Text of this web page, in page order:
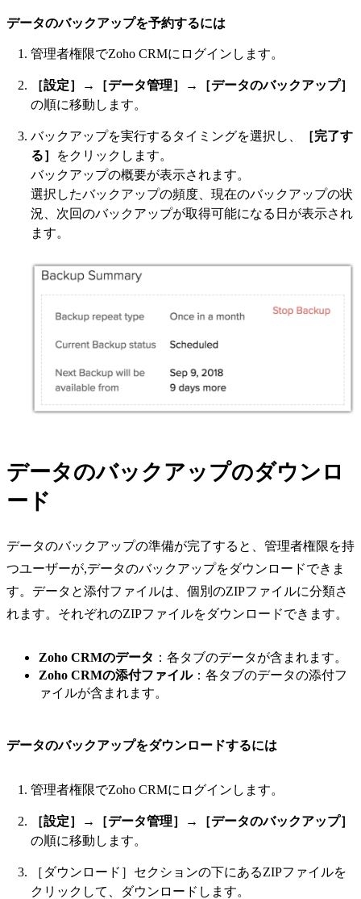
データのバックアップを予約するには
管理者権限でZoho CRMにログインします。
［設定］ → ［データ管理］ →
［データのバックアップ］
の順に移動します。
バックアップを実行するタイミングを選択し、
［完了す
る］
をクリックします。
バックアップの概要が表示されます。
選択したバックアップの頻度、現在のバックアップの状
況、次回のバックアップが取得可能になる日が表示され
ます。
データのバックアップのダウンロ
ード
データのバックアップの準備が完了すると、管理者権限を持
つユーザーが,データのバックアップをダウンロードできま
す。データと添付ファイルは、個別のZIPファイルに分類さ
れます。それぞれのZIPファイルをダウンロードできます。
Zoho CRMのデータ ：各タブのデータが含まれます。
Zoho CRMの添付ファイル：各タブのデータの添付フ
ァイルが含まれます。
データのバックアップをダウンロードするには
管理者権限でZoho CRMにログインします。
［設定］ → ［データ管理］ →
［データのバックアップ］
の順に移動します。
［ダウンロード］セクションの下にあるZIPファイルを
クリックして、ダウンロードします。